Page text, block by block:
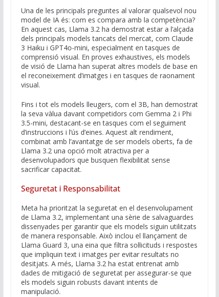
Una de les principals preguntes al valorar qualsevol nou
model de IA és: com es compara amb la competència?
En aquest cas, Llama 3.2 ha demostrat estar a l’alçada
dels principals models tancats del mercat, com Claude
3 Haiku i GPT4o-mini, especialment en tasques de
comprensió visual. En proves exhaustives, els models
de visió de Llama han superat altres models de base en
el reconeixement d’imatges i en tasques de raonament
visual.
Fins i tot els models lleugers, com el 3B, han demostrat
la seva vàlua davant competidors com Gemma 2 i Phi
3.5-mini, destacant-se en tasques com el seguiment
d’instruccions i l’ús d’eines. Aquest alt rendiment,
combinat amb l’avantatge de ser models oberts, fa de
Llama 3.2 una opció molt atractiva per a
desenvolupadors que busquen flexibilitat sense
sacrificar capacitat.
Seguretat i Responsabilitat
Meta ha prioritzat la seguretat en el desenvolupament
de Llama 3.2, implementant una sèrie de salvaguardes
dissenyades per garantir que els models siguin utilitzats
de manera responsable. Això inclou el llançament de
Llama Guard 3, una eina que filtra sol·licituds i respostes
que impliquin text i imatges per evitar resultats no
desitjats. A més, Llama 3.2 ha estat entrenat amb
dades de mitigació de seguretat per assegurar-se que
els models siguin robusts davant intents de
manipulació.